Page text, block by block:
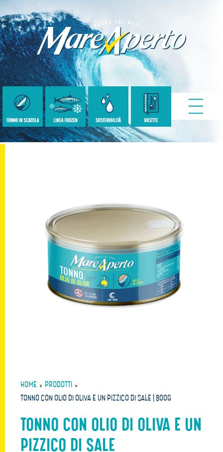
HOME > PRODOTTI >
TONNO CON OLIO DI OLIVA E UN PIZZICO DI SALE | 800G
TONNO CON OLIO DI OLIVA E UN
PIZZICO DI SALE